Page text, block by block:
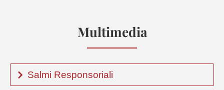
Multimedia
Salmi Responsoriali